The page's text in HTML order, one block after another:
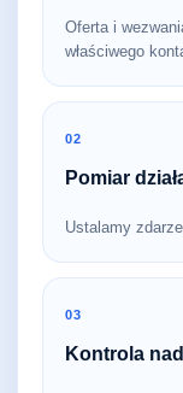
Oferta i
właściwego
02
Pomiar
Ustalamy
03
Kontrola